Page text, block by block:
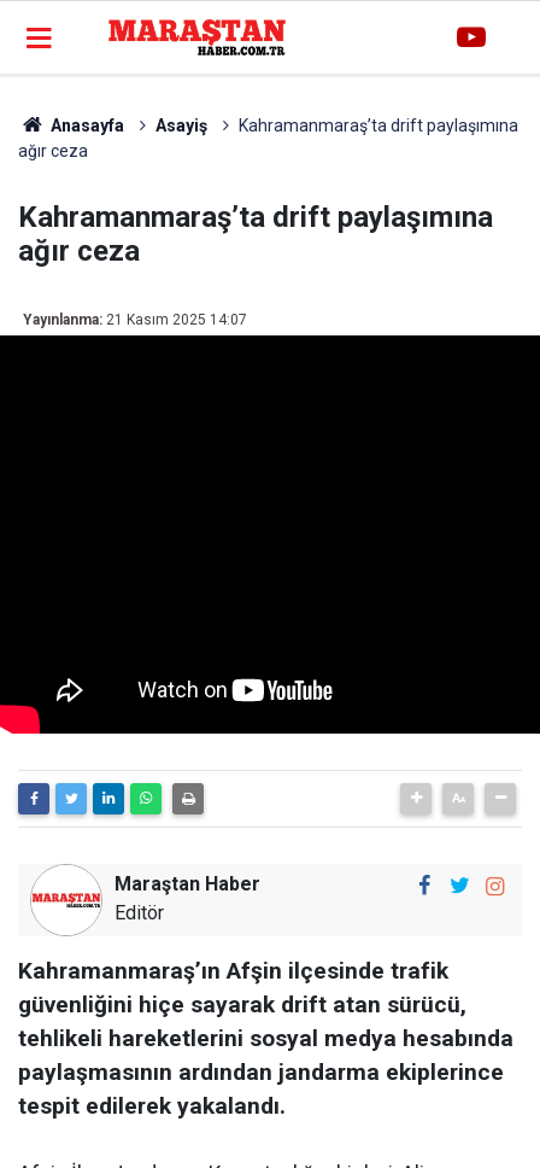
Anasayfa Asayiş
Kahramanmaraş’ta drift paylaşımına
ağır ceza
Kahramanmaraş’ta drift paylaşımına
ağır ceza
Yayınlanma: 21 Kasım 2025 14:07
Maraştan Haber
Editör
Kahramanmaraş’ın Afşin ilçesinde trafik
güvenliğini hiçe sayarak drift atan sürücü,
tehlikeli hareketlerini sosyal medya hesabında
paylaşmasının ardından jandarma ekiplerince
tespit edilerek yakalandı.